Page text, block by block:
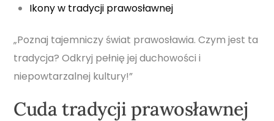
Ikony w tradycji prawosławnej
„Poznaj tajemniczy świat prawosławia. Czym jest ta
tradycja? Odkryj pełnię jej duchowości i
niepowtarzalnej kultury!”
Cuda tradycji prawosławnej